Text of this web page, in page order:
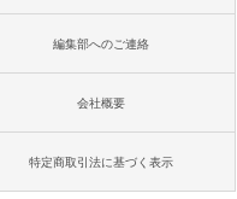
編集部へのご連絡
会社概要
特定商取引法に基づく表示